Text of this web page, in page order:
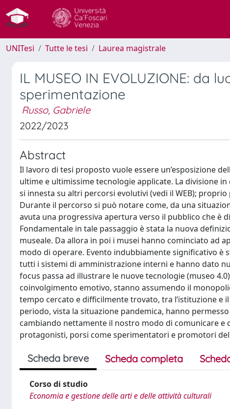
UNITesi Tutte le tesi Laurea magistrale
IL MUSEO IN EVOLUZIONE: da
sperimentazione
Russo, Gabriele
2022/2023
Abstract
Il lavoro di tesi proposto vuole essere un’esposizione
ultime e ultimissime tecnologie applicate. La divisione
si innesta su altri percorsi evolutivi (vedi il WEB);
Durante il percorso si può notare come, da una
avuta una progressiva apertura verso il pubblico che è
Fondamentale in tale passaggio è stata la nuova
museale. Da allora in poi i musei hanno cominciato ad
modo di operare. Evento indubbiamente significativo è
tutti i sistemi di amministrazione interni e hanno dato
focus passa ad illustrare le nuove tecnologie (museo
coinvolgimento emotivo, stanno assumendo il
tempo cercato e difficilmente trovato, tra l’istituzione e
periodo, vista la situazione pandemica, hanno
cambiando nettamente il nostro modo di comunicare e
protagonisti, porsi come sperimentatori e promotori
Scheda breve Scheda completa
Corso di studio
Economia e gestione delle arti e delle attività culturali